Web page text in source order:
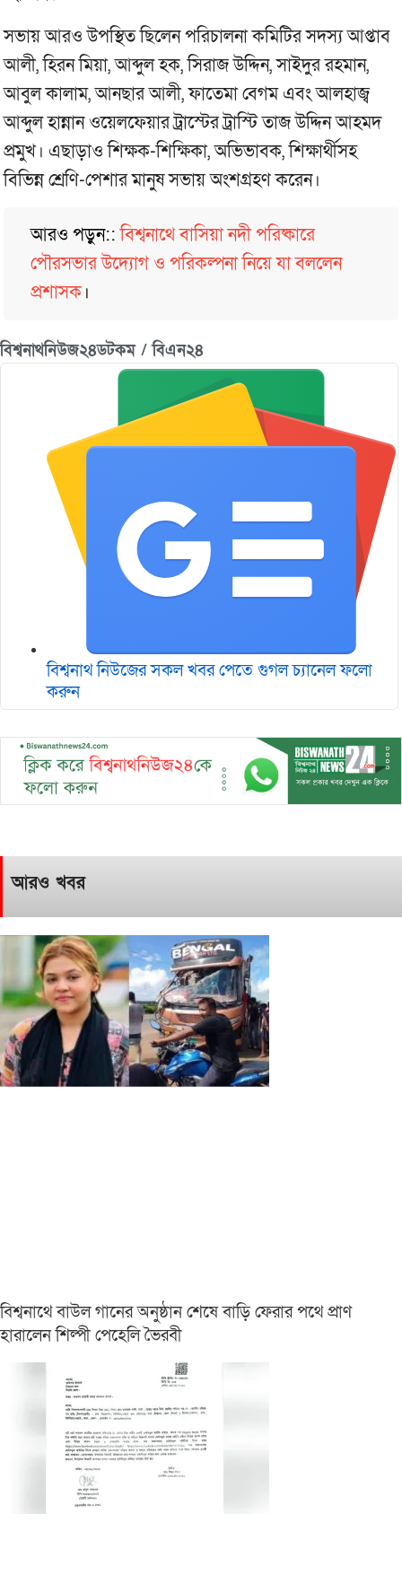
সভায় আরও উপস্থিত ছিলেন পরিচালনা কমিটির সদস্য আপ্তাব
আলী, হিরন মিয়া, আব্দুল হক, সিরাজ উদ্দিন, সাইদুর রহমান,
আবুল কালাম, আনছার আলী, ফাতেমা বেগম এবং আলহাজ্ব
আব্দুল হান্নান ওয়েলফেয়ার ট্রাস্টের ট্রাস্টি তাজ উদ্দিন আহমদ
প্রমুখ। এছাড়াও শিক্ষক-শিক্ষিকা, অভিভাবক, শিক্ষার্থীসহ
বিভিন্ন শ্রেণি-পেশার মানুষ সভায় অংশগ্রহণ করেন।
আরও পড়ুন::বিশ্বনাথে বাসিয়া নদী পরিষ্কারে
পৌরসভার উদ্যোগ ও পরিকল্পনা নিয়ে যা বললেন
প্রশাসক।
বিশ্বনাথনিউজ২৪ডটকম / বিএন২৪
বিশ্বনাথ নিউজের সকল খবর পেতে গুগল চ‌্যানেল ফলো
করুন
আরও খবর
বিশ্বনাথে বাউল গানের অনুষ্ঠান শেষে বাড়ি ফেরার পথে প্রাণ
হারালেন শিল্পী পেহেলি ভৈরবী